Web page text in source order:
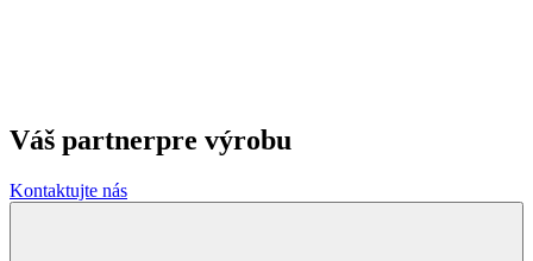
Váš partnerpre výrobu
Kontaktujte nás